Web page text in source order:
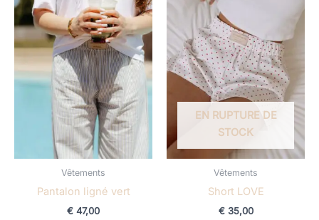
Vêtements
Pantalon ligné vert
€ 47,00
EN RUPTURE DE
STOCK
Vêtements
Short LOVE
€35,00